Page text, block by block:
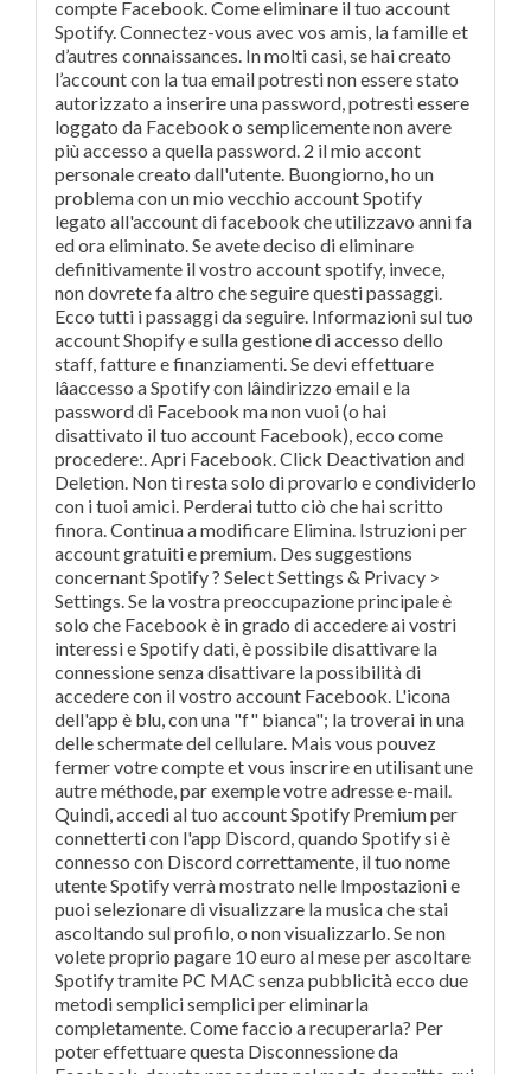
compte Facebook. Come eliminare il tuo account
Spotify. Connectez-vous avec vos amis, la famille et
d’autres connaissances. In molti casi, se hai creato
l’account con la tua email potresti non essere stato
autorizzato a inserire una password, potresti essere
loggato da Facebook o semplicemente non avere
più accesso a quella password. 2 il mio accont
personale creato dall'utente. Buongiorno, ho un
problema con un mio vecchio account Spotify
legato all'account di facebook che utilizzavo anni fa
ed ora eliminato. Se avete deciso di eliminare
definitivamente il vostro account spotify, invece,
non dovrete fa altro che seguire questi passaggi.
Ecco tutti i passaggi da seguire. Informazioni sul tuo
account Shopify e sulla gestione di accesso dello
staff, fatture e finanziamenti. Se devi effettuare
lâaccesso a Spotify con lâindirizzo email e la
password di Facebook ma non vuoi (o hai
disattivato il tuo account Facebook), ecco come
procedere:. Apri Facebook. Click Deactivation and
Deletion. Non ti resta solo di provarlo e condividerlo
con i tuoi amici. Perderai tutto ciò che hai scritto
finora. Continua a modificare Elimina. Istruzioni per
account gratuiti e premium. Des suggestions
concernant Spotify ? Select Settings & Privacy >
Settings. Se la vostra preoccupazione principale è
solo che Facebook è in grado di accedere ai vostri
interessi e Spotify dati, è possibile disattivare la
connessione senza disattivare la possibilità di
accedere con il vostro account Facebook. L'icona
dell'app è blu, con una "f" bianca"; la troverai in una
delle schermate del cellulare. Mais vous pouvez
fermer votre compte et vous inscrire en utilisant une
autre méthode, par exemple votre adresse e-mail.
Quindi, accedi al tuo account Spotify Premium per
connetterti con l'app Discord, quando Spotify si è
connesso con Discord correttamente, il tuo nome
utente Spotify verrà mostrato nelle Impostazioni e
puoi selezionare di visualizzare la musica che stai
ascoltando sul profilo, o non visualizzarlo. Se non
volete proprio pagare 10 euro al mese per ascoltare
Spotify tramite PC MAC senza pubblicità ecco due
metodi semplici semplici per eliminarla
completamente. Come faccio a recuperarla? Per
poter effettuare questa Disconnessione da